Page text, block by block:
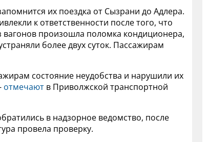
их поездка от Сызрани до Адлера.
к ответственности после того, что
вагонов произошла поломка кондиционера,
более двух суток. Пассажирам
состояние неудобства и нарушили их
отмечают в Приволжской транспортной
в надзорное ведомство, после
провела проверку.